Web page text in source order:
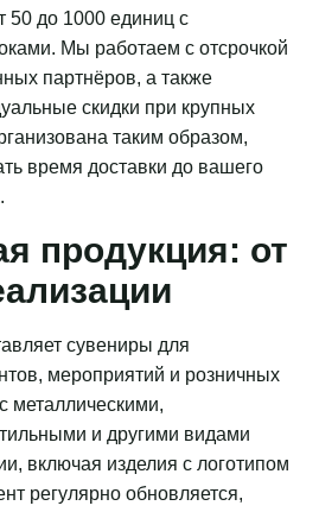
50 до 1000 единиц с
Мы работаем с отсрочкой
партнёров, а также
скидки при крупных
таким образом,
время доставки до вашего
продукция: от
сувениры для
мероприятий и розничных
металлическими,
и другими видами
включая изделия с логотипом
регулярно обновляется,